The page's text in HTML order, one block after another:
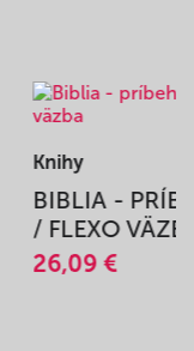
Knihy
BIBLIA -
/ FLEXO
26,09 €